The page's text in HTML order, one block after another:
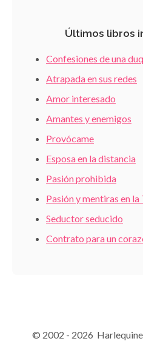
Últimos libros
Confesiones de una
Atrapada en sus redes
Amor interesado
Amantes y enemigos
Provócame
Esposa en la distancia
Pasión prohibida
Pasión y mentiras en la
Seductor seducido
Contrato para un
© 2002 - 2026